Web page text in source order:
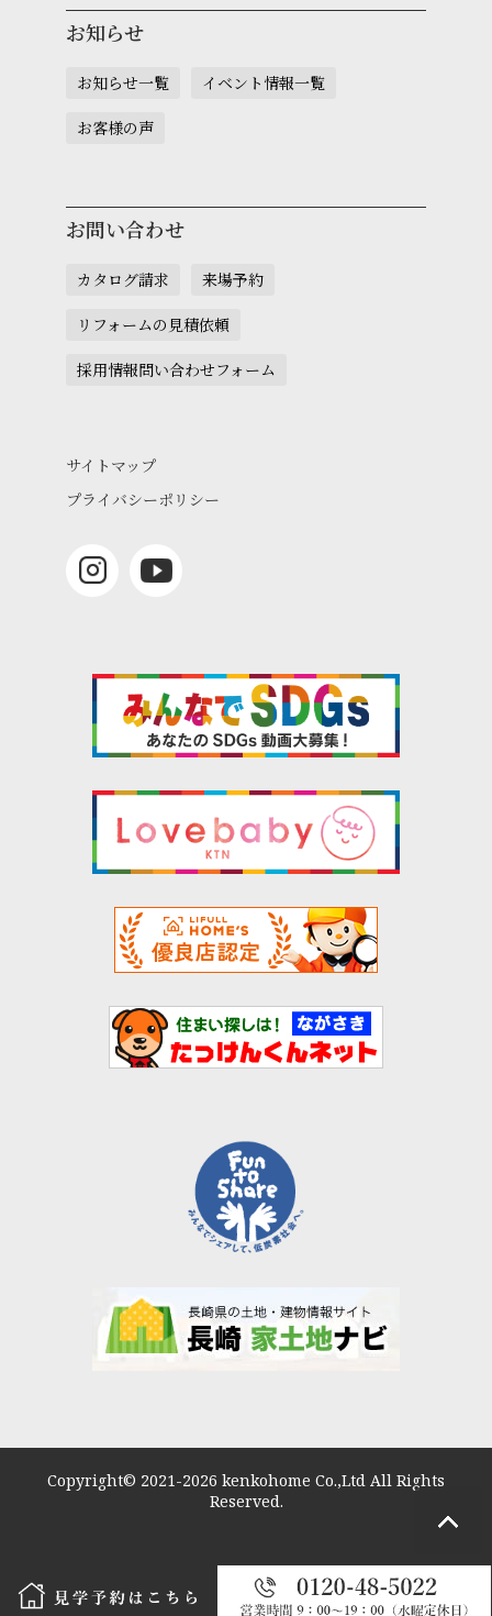
お知らせ
お知らせ一覧 イベント情報一覧
お客様の声
お問い合わせ
カタログ請求 来場予約
リフォームの見積依頼
採用情報問い合わせフォーム
サイトマップ
プライバシーポリシー
Copyright© 2021-2026 kenkohome Co.,Ltd All Rights
Reserved.